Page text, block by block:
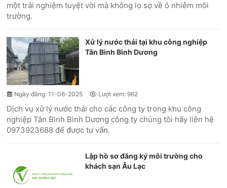
một trải nghiệm tuyệt vời mà không lo sợ về ô nhiễm môi
trường.
Xử lý nước thải tại khu công nghiệp
Tân Bình Bình Dương
Ngày đăng: 11-06-2025 Lượt xem: 962
Dịch vụ xử lý nước thải cho các công ty trong khu công
nghiệp Tân Bình Bình Dương công ty chúng tôi hãy liên hệ
0973923688 để được tư vấn.
Lập hồ sơ đăng ký môi trường cho
khách sạn Âu Lạc